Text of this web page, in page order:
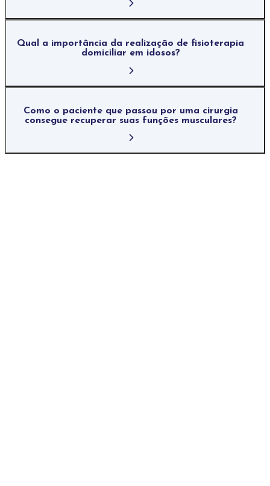
Qual a importância da realização de fisioterapia
domiciliar em idosos?
Como o paciente que passou por uma cirurgia
consegue recuperar suas funções musculares?